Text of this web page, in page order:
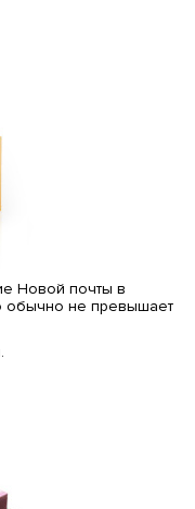
Новой почты в
обычно не превышает